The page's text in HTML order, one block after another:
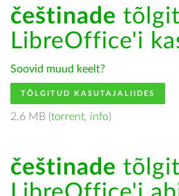
češtinade
LibreOffice'i
Soovid muud keelt?
TÕLGITUD KASUTAJALIIDES
2.6 MB (torrent, info)
češtinade